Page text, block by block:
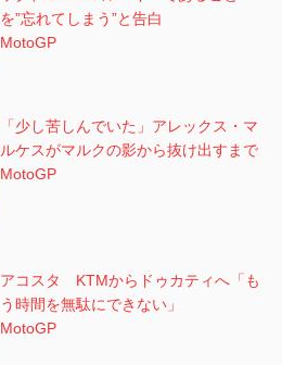
を”忘れてしまう”と告白
MotoGP
「少し苦しんでいた」アレックス・マ
ルケスがマルクの影から抜け出すまで
MotoGP
アコスタ KTMからドゥカティへ「も
う時間を無駄にできない」
MotoGP